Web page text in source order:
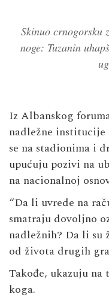
Skinuo crnogorsku
noge: Tuzanin
Iz Albanskog
nadležne institucije
se na stadionima i
upućuju pozivi na
na nacionalnoj
“Da li uvrede na
smatraju dovoljno
nadležnih? Da li
od života drugih
Takođe, ukazuju
koga.